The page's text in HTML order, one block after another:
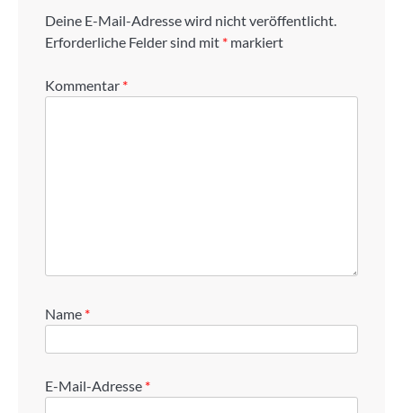
Deine E-Mail-Adresse wird nicht veröffentlicht.
Erforderliche Felder sind mit * markiert
Kommentar *
Name *
E-Mail-Adresse *